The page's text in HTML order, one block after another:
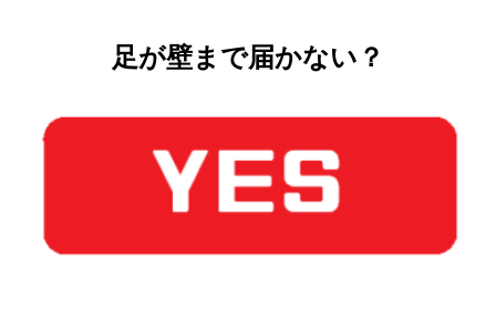
足が壁まで届かない？